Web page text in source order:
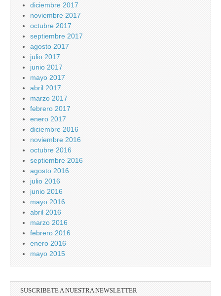
diciembre 2017
noviembre 2017
octubre 2017
septiembre 2017
agosto 2017
julio 2017
junio 2017
mayo 2017
abril 2017
marzo 2017
febrero 2017
enero 2017
diciembre 2016
noviembre 2016
octubre 2016
septiembre 2016
agosto 2016
julio 2016
junio 2016
mayo 2016
abril 2016
marzo 2016
febrero 2016
enero 2016
mayo 2015
SUSCRIBETE A NUESTRA NEWSLETTER